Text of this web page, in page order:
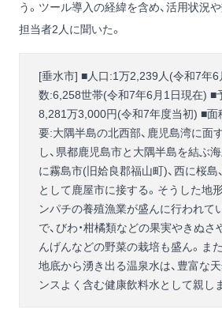
う。ツール導入の経緯を含め、活用状況
担当者2人に聞いた。
[垂水市] ■人口:1万2,239人(令和7年
数:6,258世帯(令和7年6月1日現在) ■
8,281万3,000円(令和7年度当初) ■面
要:大隅半島の北西部、鹿児島湾に面
し、県都鹿児島市と大隅半島を結ぶ
に霧島市(旧姶良郡福山町)、西に桜島
として鹿屋市に接する。そうした地形
ンパチの養殖漁業が盛んに行われて
で、びわ・柑橘類などの果実やきぬさ
んげんなどの野菜の栽培も盛ん。ま
地底から湧き出る温泉水は、豊富な
ンスよく含む健康飲料水として親し